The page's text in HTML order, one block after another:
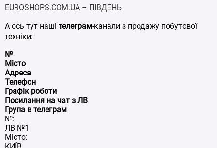
EUROSHOPS.COM.UA – ПІВДЕНЬ
А ось тут наші телеграм-канали з продажу побутової
техніки:
№
Місто
Адреса
Телефон
Графік роботи
Посилання на чат з ЛВ
Група в телеграм
№:
ЛВ №1
Місто: